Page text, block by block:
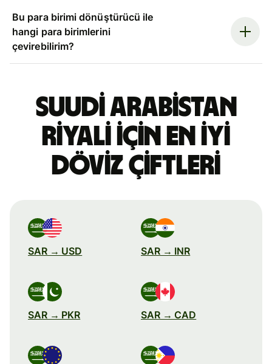
Bu para birimi dönüştürücü ile
hangi para birimlerini
çevirebilirim?
Suudi Arabistan
riyali için en iyi
döviz çiftleri
SAR → USD SAR → INR
SAR → PKR SAR → CAD